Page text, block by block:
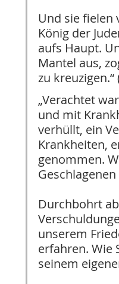
Und sie fielen
König der
aufs Haupt.
Mantel aus,
zu
„Verachtet
und mit
verhüllt, ein
Krankheiten,
genommen.
Durchbohrt
unserem
erfahren. Wie
seinem